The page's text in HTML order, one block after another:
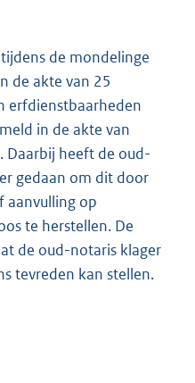
de mondelinge
de akte van 25
erfdienstbaarheden
in de akte van
Daarbij heeft de oud-
gedaan om dit door
aanvulling op
te herstellen. De
de oud-notaris klager
tevreden kan stellen.